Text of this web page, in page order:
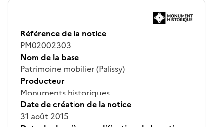
Référence de la notice
PM02002303
Nom de la base
Patrimoine mobilier (Palissy)
Producteur
Monuments historiques
Date de création de la notice
31 août 2015